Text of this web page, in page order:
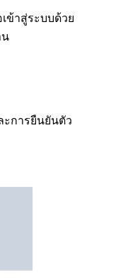
ข้าสู่ระบบด้วย
น
ะการยืนยันตัว